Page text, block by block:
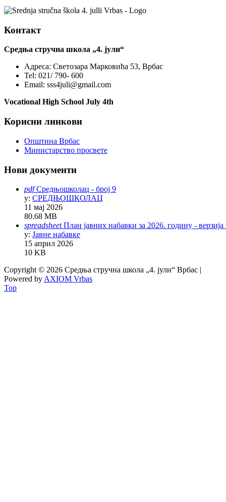
Контакт
Средња стручна школа „4. јули“
Адреса: Светозара Марковића 53, Врбас
Tel: 021/ 790- 600
Email: sss4juli@gmail.com
Vocational High School July 4th
Корисни линкови
Општина Врбас
Министарство просвете
Нови документи
pdf Средњошколац - број 9
у: СРЕДЊОШКОЛАЦ
11 мај 2026
80.68 MB
spreadsheet План јавних набавки за 2026. годину - верзија
у: Јавне набавке
15 април 2026
10 KB
Copyright © 2026 Средња стручна школа „4. јули“ Врбас |
Powered by AXIOM Vrbas
Top